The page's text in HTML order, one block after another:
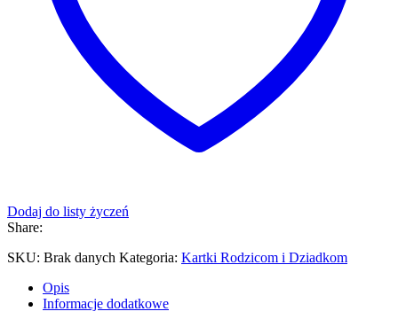
Dodaj do listy życzeń
Share:
SKU: Brak danych Kategoria: Kartki Rodzicom i Dziadkom
Opis
Informacje dodatkowe